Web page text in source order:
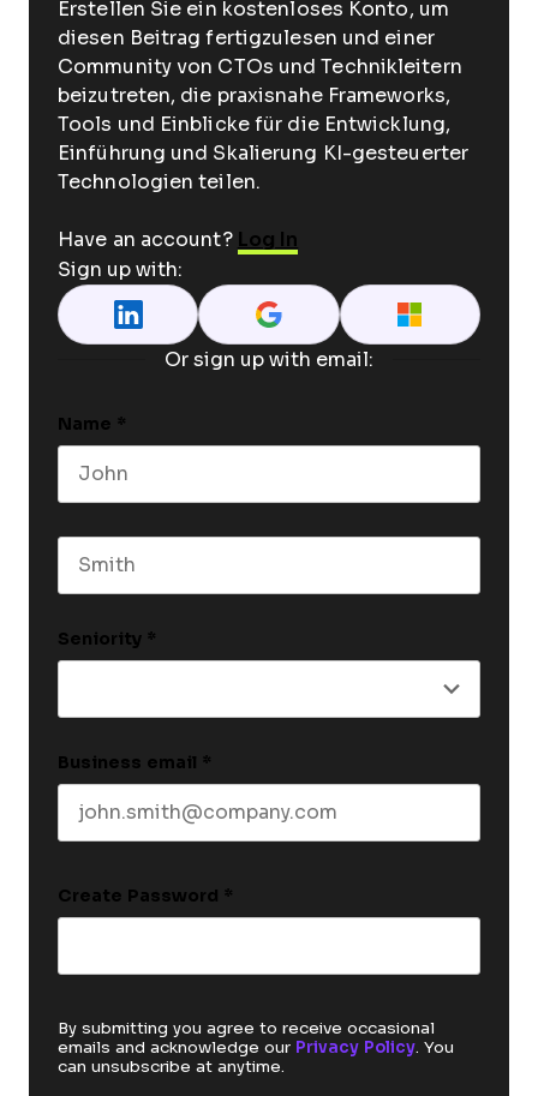
Erstellen Sie ein kostenloses Konto, um
diesen Beitrag fertigzulesen und einer
Community von CTOs und Technikleitern
beizutreten, die praxisnahe Frameworks,
Tools und Einblicke für die Entwicklung,
Einführung und Skalierung KI-gesteuerter
Technologien teilen.
Have an account? Log In
Sign up with:
Or sign up with email:
Name *
Seniority *
Business email *
Create Password *
By submitting you agree to receive occasional
emails and acknowledge our Privacy Policy. You
can unsubscribe at anytime.